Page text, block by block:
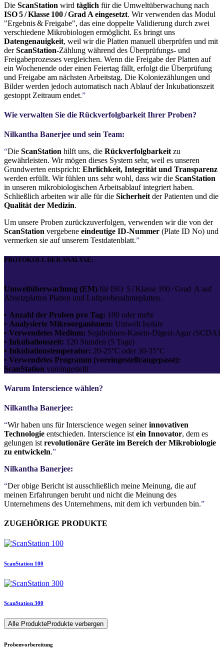
Die ScanStation wird täglich für die Umweltüberwachung nach
ISO 5 / Klasse 100 / Grad A eingesetzt. Wir verwenden das Modul
"Ergebnis & Freigabe", das eine doppelte Validierung durch zwei
verschiedene Mikrobiologen ermöglicht. Es bringt uns
Datengenauigkeit, weil wir die Platten manuell überprüfen und mit
derScanStation-Zählung während des Überprüfungs- und
Freigabeprozesses vergleichen. Wenn die Freigabe der Platten auf
ein Wochenende oder einen Feiertag fällt, erfolgt die Überprüfung
und Freigabe am nächsten Arbeitstag. Die Koloniezählungen und
Bilder werden jedoch automatisch nach Ablauf der Inkubationszeit
gestoppt Zeitraum endet.”
Wie verwalten Sie die Rückverfolgbarkeit Ihrer Proben?
Nilkantha Banerjee und sein Team:
“Die ScanStation hilft uns, die Rückverfolgbarkeit zu
gewährleisten. Wir mögen dieses System sehr, weil es unseren
Grundwerten entspricht: Ehrlichkeit, Integrität und Transparenz
werden erfüllt. Wir fühlen uns sehr wohl, dass wir die ScanStation
in unseren mikrobiologischen Arbeitsablauf integriert haben.
Schließlich arbeiten wir alle für die Sicherheit der Patienten und die
Qualität der Medizin.
Um unsere Proben zurückzuverfolgen, verwenden wir die von der
ScanStation vergebene eindeutige ID-Nummer (Plate ID No) und
vermerken sie auf unserem Testdatenblatt.”
PROTOKOLL DER ANALYSE:
Umweltüberwachung (EM) für ISO 5 / Klasse 100 / Grad A auf
Absetzplatten Platten und Luftprobenahmeplatten.
• Anzahl der Proben pro Tag: 100 oder mehr
• Analysierte Mikroorganismen: Umwelt Isolate
• Verwendetes Medium: Sojabohnen-Kasein-Digest-Agar (SCDA)
• Inkubationszeit: 120 Stunden (5 Tage)
• Inkubationstemperatur: 20-25°C oder 30-35°C
• Verwendetes Programm (voreingestellt/angepasst):
ScanStation voreingestellt
Warum Interscience wählen?
Nilkantha Banerjee:
“Wir haben uns für Interscience wegen seinerinnovativen
Technologie entschieden. Interscience ist ein Innovator, dem es
gelungen ist revolutionäre Geräte im Bereich der Mikrobiologie
zu entwickeln.”
Nilkantha Banerjee:
“Der obige Bericht ist ausschließlich meine Meinung, die auf
meinen Erfahrungen beruht und nicht die Meinung des
Unternehmens des Unternehmens, mit dem ich verbunden bin.”
ZUGEHÖRIGE PRODUKTE
ScanStation 100
ScanStation 300
Alle ProdukteProdukte verbergen
Probenvorbereitung